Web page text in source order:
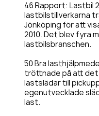
46 Rapport: Lastbil
lastbilstillverkarna
Jönköping för att
2010. Det blev fyra
lastbilsbranschen.
50 Bra
tröttnade på att
lastslädar till
egenutvecklade
last.